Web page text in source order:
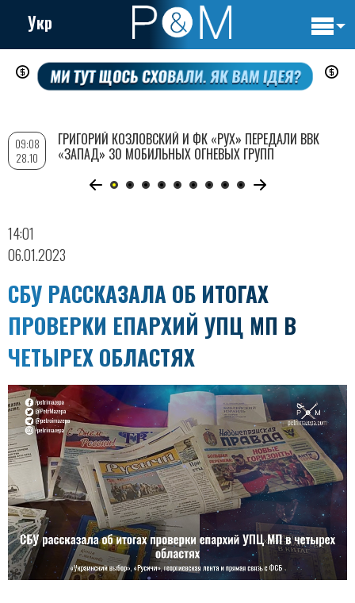
Перейти
содержанию
Укр
14:01
06.01.2023
СБУ РАССКАЗАЛА ОБ ИТОГАХ
ПРОВЕРКИ ЕПАРХИЙ УПЦ МП В
ЧЕТЫРЕХ ОБЛАСТЯХ
09:08
28.10
ГРИГОРИЙ КОЗЛОВСКИЙ И ФК «РУХ» ПЕРЕДАЛИ ВВК
«ЗАПАД» 30 МОБИЛЬНЫХ ОГНЕВЫХ ГРУПП